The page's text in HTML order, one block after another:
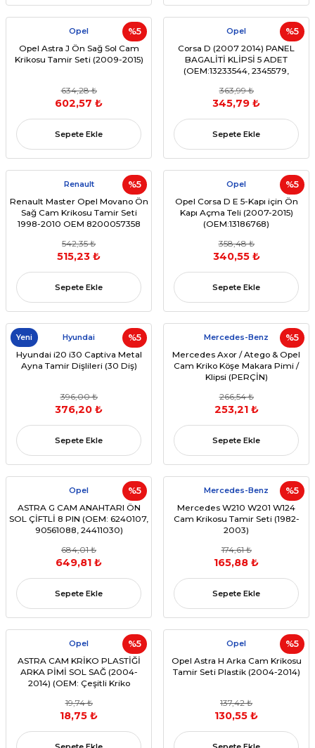
%5
Opel
Opel Astra J Ön Sağ Sol Cam
Krikosu Tamir Seti (2009-2015)
634,28 ₺
602,57 ₺
Sepete Ekle
%5
Opel
Corsa D (2007 2014) PANEL
BAGALİTİ KLİPSİ 5 ADET
(OEM:13233544, 2345579,
363,99 ₺
345,79 ₺
Sepete Ekle
%5
Renault
Renault Master Opel Movano Ön
Sağ Cam Krikosu Tamir Seti
1998-2010 OEM 8200057358
542,35 ₺
515,23 ₺
Sepete Ekle
%5
Opel
Opel Corsa D E 5-Kapı için Ön
Kapı Açma Teli (2007-2015)
(OEM:13186768)
358,48 ₺
340,55 ₺
Sepete Ekle
%5
Yeni Hyundai
Hyundai i20 i30 Captiva Metal
Ayna Tamir Dişlileri (30 Diş)
396,00 ₺
376,20 ₺
Sepete Ekle
%5
Mercedes-Benz
Mercedes Axor / Atego & Opel
Cam Kriko Köşe Makara Pimi /
Klipsi (PERÇİN)
266,54 ₺
253,21 ₺
Sepete Ekle
%5
Opel
ASTRA G CAM ANAHTARI ÖN
SOL ÇİFTLİ 8 PIN (OEM: 6240107,
90561088, 24411030)
684,01 ₺
649,81 ₺
Sepete Ekle
%5
Mercedes-Benz
Mercedes W210 W201 W124
Cam Krikosu Tamir Seti (1982-
2003)
174,61 ₺
165,88 ₺
Sepete Ekle
%5
Opel
ASTRA CAM KRİKO PLASTİĞİ
ARKA PİMİ SOL SAĞ (2004-
2014) (OEM: Çeşitli Kriko
19,74 ₺
18,75 ₺
%5
Opel
Opel Astra H Arka Cam Krikosu
Tamir Seti Plastik (2004-2014)
137,42 ₺
130,55 ₺